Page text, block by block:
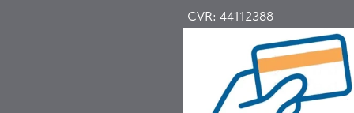
CVR:44112388